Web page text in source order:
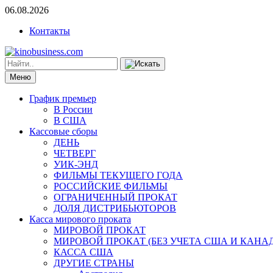
06.08.2026
Контакты
Меню
График премьер
В России
В США
Кассовые сборы
ДЕНЬ
ЧЕТВЕРГ
УИК-ЭНД
ФИЛЬМЫ ТЕКУЩЕГО ГОДА
РОССИЙСКИЕ ФИЛЬМЫ
ОГРАНИЧЕННЫЙ ПРОКАТ
ДОЛЯ ДИСТРИБЬЮТОРОВ
Касса мирового проката
МИРОВОЙ ПРОКАТ
МИРОВОЙ ПРОКАТ (БЕЗ УЧЕТА США И
КАССА США
ДРУГИЕ СТРАНЫ